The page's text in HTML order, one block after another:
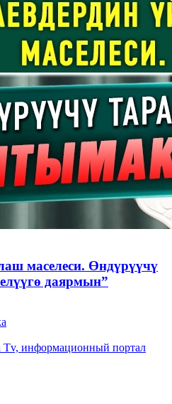
маселеси. Өндүрүүчү
даярмын”
Tv, информационный портал